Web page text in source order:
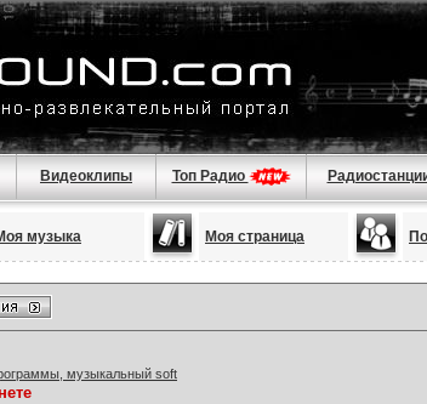
Видеоклипы Топ Радио
музыка Моя страница
музыкальный soft